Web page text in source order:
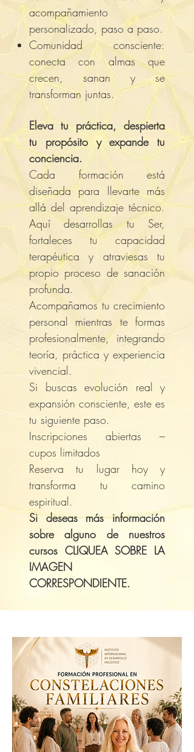
acompañamiento
personalizado, paso a paso.
Comunidad consciente:
conecta con almas que
crecen, sanan y se
transforman juntas.
Eleva tu práctica, despierta
tu propósito y expande tu
conciencia.
Cada formación está
diseñada para llevarte más
allá del aprendizaje técnico.
Aquí desarrollas tu Ser,
fortaleces tu capacidad
terapéutica y atraviesas tu
propio proceso de sanación
profunda.
Acompañamos tu crecimiento
personal mientras te formas
profesionalmente, integrando
teoría, práctica y experiencia
vivencial.
Si buscas evolución real y
expansión consciente, este es
tu siguiente paso.
Inscripciones abiertas –
cupos limitados
Reserva tu lugar hoy y
transforma tu camino
espiritual.
Si deseas más información
sobre alguno de nuestros
cursos CLIQUEA SOBRE LA
IMAGEN
CORRESPONDIENTE.